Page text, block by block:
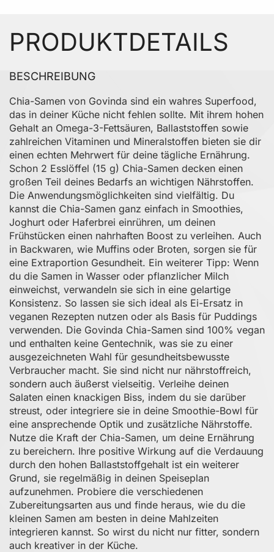
PRODUKTDETAILS
BESCHREIBUNG
Chia-Samen von Govinda sind ein wahres Superfood,
das in deiner Küche nicht fehlen sollte. Mit ihrem hohen
Gehalt an Omega-3-Fettsäuren, Ballaststoffen sowie
zahlreichen Vitaminen und Mineralstoffen bieten sie dir
einen echten Mehrwert für deine tägliche Ernährung.
Schon 2 Esslöffel (15 g) Chia-Samen decken einen
großen Teil deines Bedarfs an wichtigen Nährstoffen.
Die Anwendungsmöglichkeiten sind vielfältig. Du
kannst die Chia-Samen ganz einfach in Smoothies,
Joghurt oder Haferbrei einrühren, um deinen
Frühstücken einen nahrhaften Boost zu verleihen. Auch
in Backwaren, wie Muffins oder Broten, sorgen sie für
eine Extraportion Gesundheit. Ein weiterer Tipp: Wenn
du die Samen in Wasser oder pflanzlicher Milch
einweichst, verwandeln sie sich in eine gelartige
Konsistenz. So lassen sie sich ideal als Ei-Ersatz in
veganen Rezepten nutzen oder als Basis für Puddings
verwenden. Die Govinda Chia-Samen sind 100% vegan
und enthalten keine Gentechnik, was sie zu einer
ausgezeichneten Wahl für gesundheitsbewusste
Verbraucher macht. Sie sind nicht nur nährstoffreich,
sondern auch äußerst vielseitig. Verleihe deinen
Salaten einen knackigen Biss, indem du sie darüber
streust, oder integriere sie in deine Smoothie-Bowl für
eine ansprechende Optik und zusätzliche Nährstoffe.
Nutze die Kraft der Chia-Samen, um deine Ernährung
zu bereichern. Ihre positive Wirkung auf die Verdauung
durch den hohen Ballaststoffgehalt ist ein weiterer
Grund, sie regelmäßig in deinen Speiseplan
aufzunehmen. Probiere die verschiedenen
Zubereitungsarten aus und finde heraus, wie du die
kleinen Samen am besten in deine Mahlzeiten
integrieren kannst. So wirst du nicht nur fitter, sondern
auch kreativer in der Küche.